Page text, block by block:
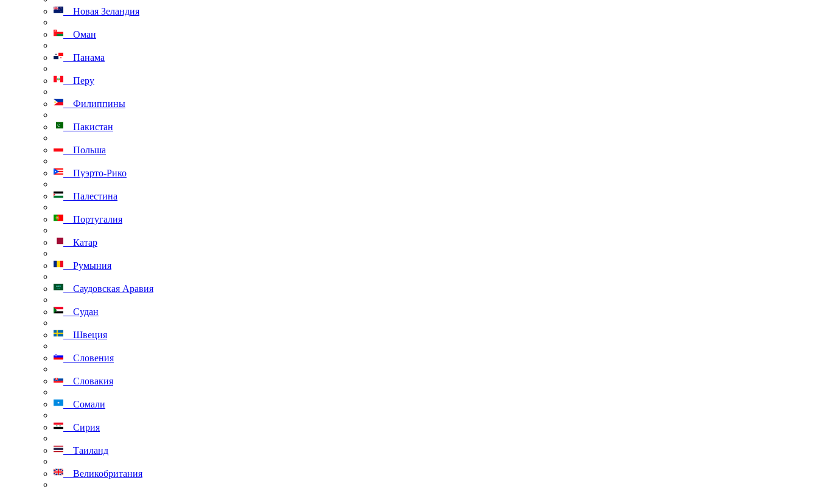
Новая Зеландия
Оман
Панама
Перу
Филиппины
Пакистан
Польша
Пуэрто-Рико
Палестина
Португалия
Катар
Румыния
Саудовская Аравия
Судан
Швеция
Словения
Словакия
Сомали
Сирия
Таиланд
Великобритания